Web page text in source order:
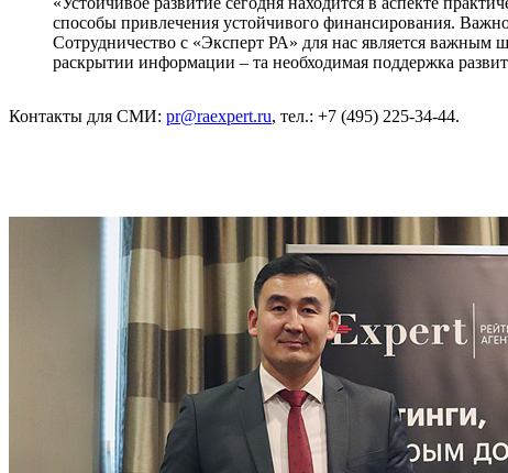
способы привлечения устойчивого финансирования.
Сотрудничество с «Эксперт РА» для нас является
раскрытии информации – та необходимая поддержка
Контакты для СМИ: pr@raexpert.ru, тел.: +7 (495) 225-34-44.